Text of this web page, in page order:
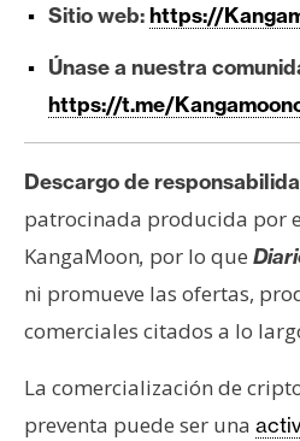
Sitio web:https://
Únase a nuestra
https://t.me/
Descargo de
patrocinada producida por
KangaMoon, por lo que
ni promueve las ofertas,
comerciales citados a lo
La comercialización de
preventa puede ser una